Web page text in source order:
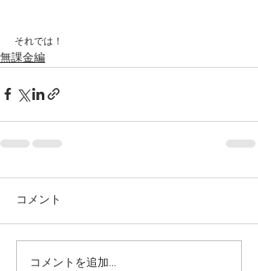
それでは！
無課金編
コメント
コメントを追加…